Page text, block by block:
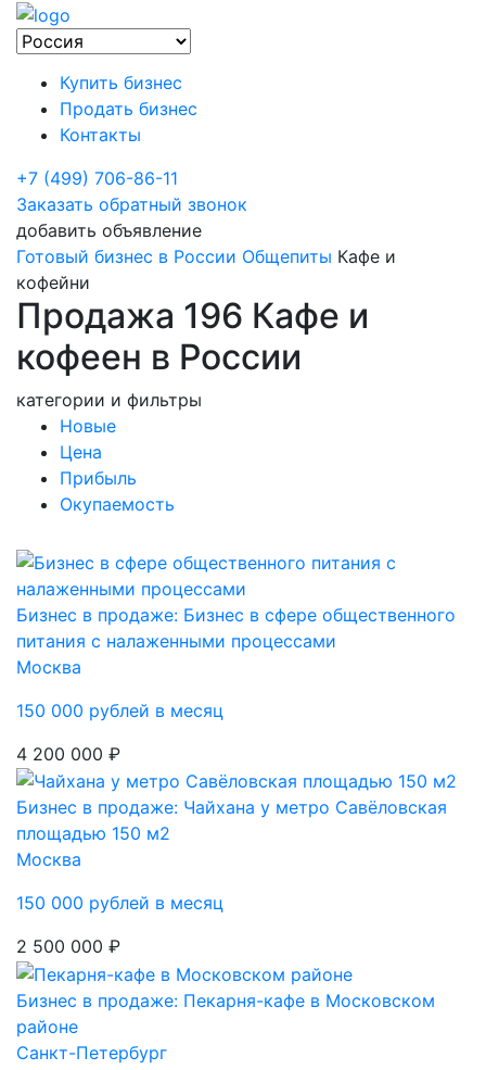
Купить бизнес
Продать бизнес
Контакты
+7 (499) 706-86-11
Заказать обратный звонок
добавить объявление
Готовый бизнес в России Общепиты Кафе и
кофейни
Продажа 196 Кафе и
кофеен в России
категории и фильтры
Новые
Цена
Прибыль
Окупаемость
Бизнес в продаже: Бизнес в сфере общественного
питания с налаженными процессами
Москва
150 000 рублей в месяц
4 200 000 ₽
Бизнес в продаже: Чайхана у метро Савёловская
площадью 150 м2
Москва
150 000 рублей в месяц
2 500 000 ₽
Бизнес в продаже: Пекарня-кафе в Московском
районе
Санкт-Петербург